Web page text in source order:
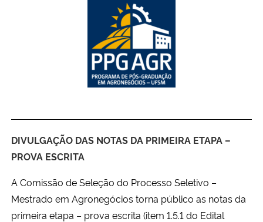
DIVULGAÇÃO DAS NOTAS DA PRIMEIRA ETAPA –
PROVA ESCRITA
A Comissão de Seleção do Processo Seletivo –
Mestrado em Agronegócios torna público as notas da
primeira etapa – prova escrita (item 1.5.1 do Edital